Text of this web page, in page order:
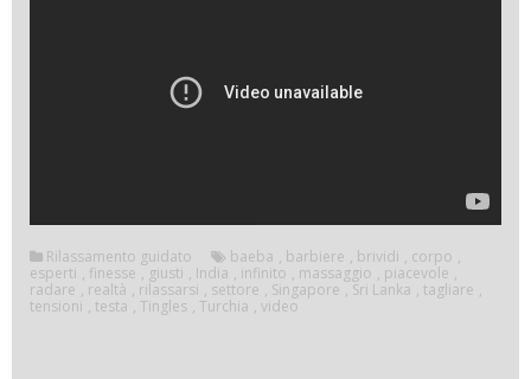
Rilassamento guidato baeba , barbiere , brividi , corpo ,
esperti , finesse , giusti , India , infinito , massaggio , piacevole ,
radare , realtà , rilassarsi , settore , Singapore , Sri Lanka , tagliare ,
tensioni , testa , Tingles , Turchia , video